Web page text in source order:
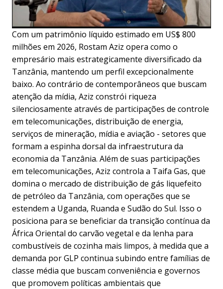
Com um patrimônio líquido estimado em US$ 800
milhões em 2026, Rostam Aziz opera como o
empresário mais estrategicamente diversificado da
Tanzânia, mantendo um perfil excepcionalmente
baixo. Ao contrário de contemporâneos que buscam
atenção da mídia, Aziz constrói riqueza
silenciosamente através de participações de controle
em telecomunicações, distribuição de energia,
serviços de mineração, mídia e aviação - setores que
formam a espinha dorsal da infraestrutura da
economia da Tanzânia. Além de suas participações
em telecomunicações, Aziz controla a Taifa Gas, que
domina o mercado de distribuição de gás liquefeito
de petróleo da Tanzânia, com operações que se
estendem a Uganda, Ruanda e Sudão do Sul. Isso o
posiciona para se beneficiar da transição contínua da
África Oriental do carvão vegetal e da lenha para
combustíveis de cozinha mais limpos, à medida que a
demanda por GLP continua subindo entre famílias de
classe média que buscam conveniência e governos
que promovem políticas ambientais que